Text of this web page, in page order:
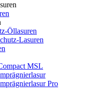
Öllasuren
Lasuren
MSL
Pro